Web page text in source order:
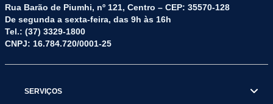
Rua Barão de Piumhi, nº 121, Centro – CEP: 35570-128
De segunda a sexta-feira, das 9h às 16h
Tel.: (37) 3329-1800
CNPJ: 16.784.720/0001-25
SERVIÇOS